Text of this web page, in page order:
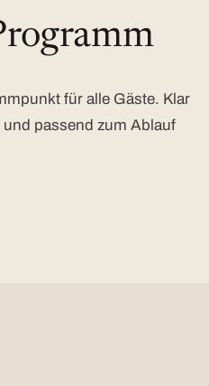
für alle Gäste. Klar
und passend zum Ablauf